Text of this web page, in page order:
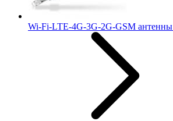
Wi-Fi-LTE-4G-3G-2G-GSM антенны